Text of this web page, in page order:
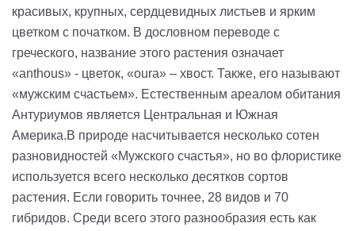
красивых, крупных, сердцевидных листьев и ярким
цветком с початком. В дословном переводе с
греческого, название этого растения означает
«anthous» - цветок, «oura» – хвост. Также, его называют
«мужским счастьем». Естественным ареалом обитания
Антуриумов является Центральная и Южная
Америка.В природе насчитывается несколько сотен
разновидностей «Мужского счастья», но во флористике
используется всего несколько десятков сортов
растения. Если говорить точнее, 28 видов и 70
гибридов. Среди всего этого разнообразия есть как